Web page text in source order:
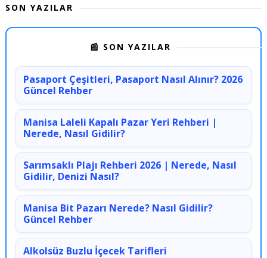
SON YAZILAR
📰 SON YAZILAR
Pasaport Çeşitleri, Pasaport Nasıl Alınır? 2026
Güncel Rehber
Manisa Laleli Kapalı Pazar Yeri Rehberi |
Nerede, Nasıl Gidilir?
Sarımsaklı Plajı Rehberi 2026 | Nerede, Nasıl
Gidilir, Denizi Nasıl?
Manisa Bit Pazarı Nerede? Nasıl Gidilir?
Güncel Rehber
Alkolsüz Buzlu İçecek Tarifleri